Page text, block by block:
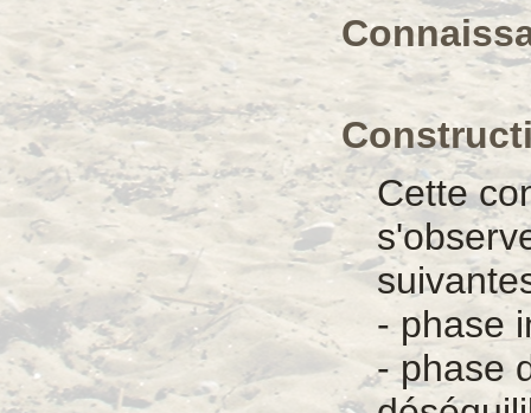
Cette
- phase
- phase